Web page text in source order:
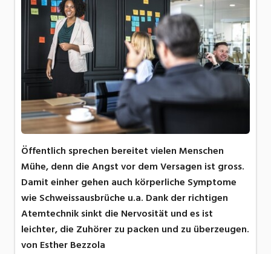
Öffentlich sprechen bereitet vielen Menschen
Mühe, denn die Angst vor dem Versagen ist gross.
Damit einher gehen auch körperliche Symptome
wie Schweissausbrüche u.a. Dank der richtigen
Atemtechnik sinkt die Nervosität und es ist
leichter, die Zuhörer zu packen und zu überzeugen.
von Esther Bezzola